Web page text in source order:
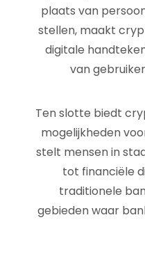
plaats van
stellen, maakt
digitale
van
Ten slotte biedt
mogelijkheden
stelt mensen in
tot financiële
traditionele
gebieden waar